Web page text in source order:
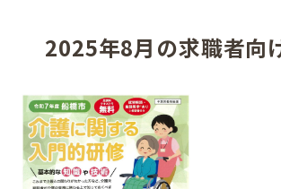
2025年8月の求職者向